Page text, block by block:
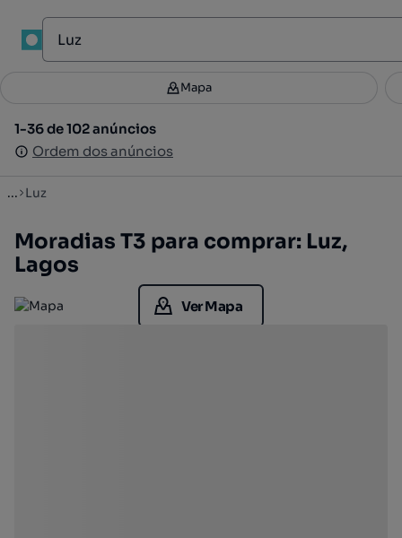
Filtros 3
1-36 de 102 anúncios
Ordem dos anúncios
Mapa
1-36 de 102 anúncios
Ordem dos anúncios
... Luz
Moradias T3 para comprar: Luz,
Lagos
Ver Mapa